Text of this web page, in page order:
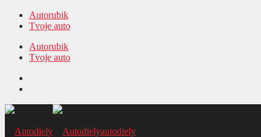
Autorubik
Tvoje auto
Autorubik
Tvoje auto
autodiely